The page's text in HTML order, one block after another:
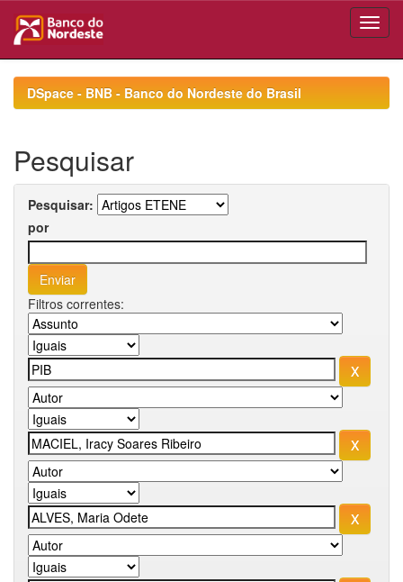
navigationDSpace - BNB - Banco do Nordeste do Brasil
Pesquisar
Pesquisar:
por
Filtros correntes: